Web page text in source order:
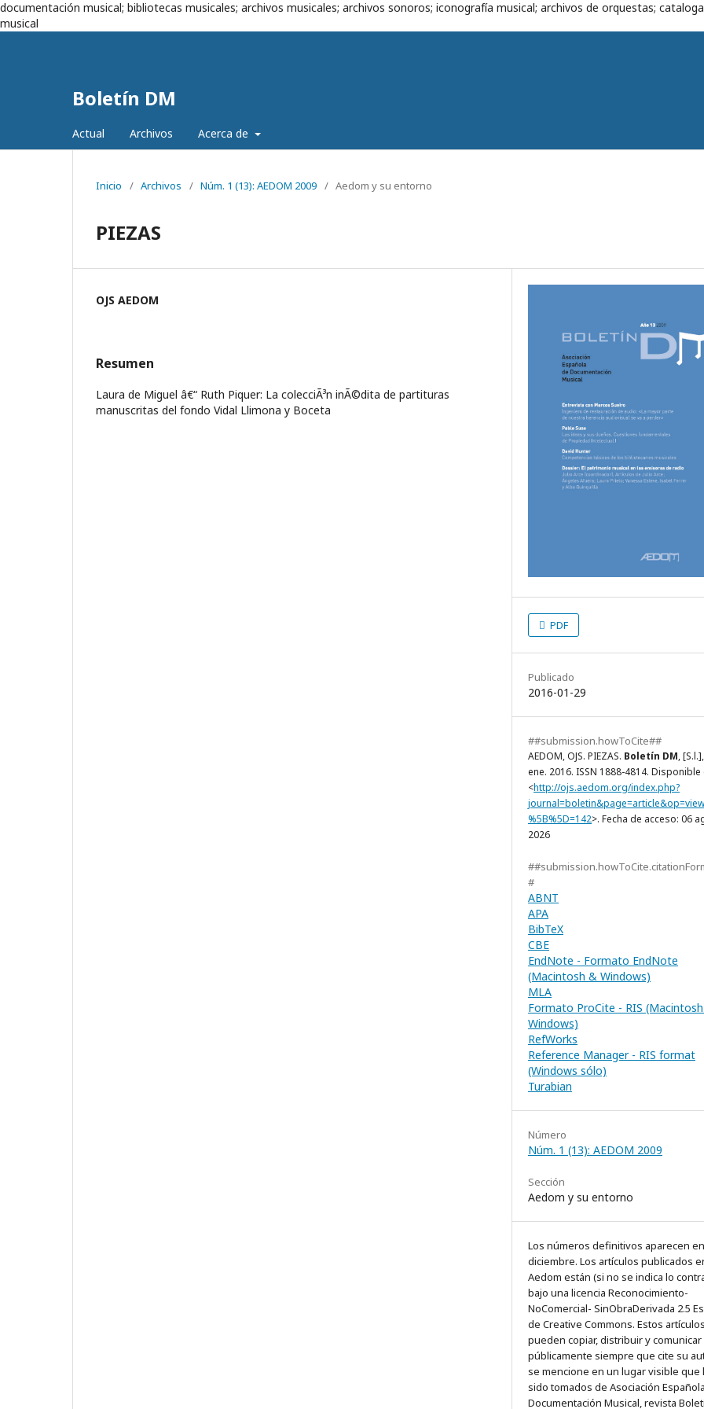
documentación musical; bibliotecas musicales; archivos musicales; archivos sonoros; iconografía musical; archivos de orquestas;
musical
Boletín DM
Actual Archivos Acerca de
Inicio / Archivos / Núm. 1 (13): AEDOM 2009 / Aedom y su entorno
PIEZAS
OJS AEDOM
Resumen
Laura de Miguel â€“ Ruth Piquer: La colecciÃ³n inÃ©dita de partituras
manuscritas del fondo Vidal Llimona y Boceta
PDF
Publicado
2016-01-29
##submission.howToCite##
AEDOM, OJS. PIEZAS. Boletín DM,
ene. 2016. ISSN 1888-4814. Disponible
<http://ojs.aedom.org/index.php?
%5B%5D=142>. Fecha de acceso: 06
2026
#
ABNT
APA
BibTeX
CBE
EndNote - Formato EndNote
(Macintosh & Windows)
MLA
Formato ProCite - RIS
Windows)
RefWorks
Reference Manager - RIS format
(Windows sólo)
Turabian
Número
Núm. 1 (13): AEDOM 2009
Sección
Aedom y su entorno
Los números definitivos aparecen en
diciembre. Los artículos publicados
Aedom están (si no se indica lo
bajo una licencia Reconocimiento-
NoComercial- SinObraDerivada 2.5
de Creative Commons. Estos
pueden copiar, distribuir y comunicar
públicamente siempre que cite su
se mencione en un lugar visible que
sido tomados de Asociación
Documentación Musical, revista